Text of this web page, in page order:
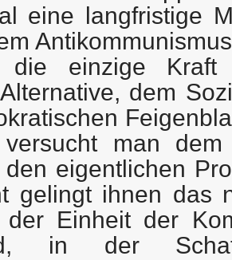
eine langfristige
einzige Kraft
dem
versucht man
eigentlichen
gelingt ihnen das
der Einheit der
in der